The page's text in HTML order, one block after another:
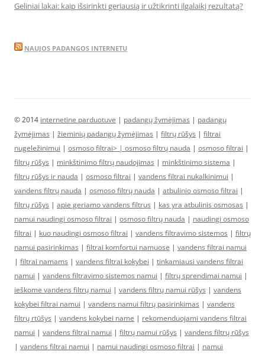
Geliniai lakai: kaip išsirinkti geriausią ir užtikrinti ilgalaikį rezultatą?
NAUJOS PADANGOS INTERNETU
© 2014 internetine parduotuve | padangų žymėjimas | padangų
žymėjimas | žieminių padangų žymėjimas | filtrų rūšys | filtrai
nugeležinimui | osmoso filtrai> | osmoso filtrų nauda | osmoso filtrai |
filtrų rūšys | minkštinimo filtrų naudojimas | minkštinimo sistema |
filtrų rūšys ir nauda | osmoso filtrai | vandens filtrai nukalkinimui |
vandens filtrų nauda | osmoso filtrų nauda | atbulinio osmoso filtrai |
filtrų rūšys | apie geriamo vandens filtrus | kas yra atbulinis osmosas |
namui naudingi osmoso filtrai | osmoso filtrų nauda | naudingi osmoso
filtrai | kuo naudingi osmoso filtrai | vandens filtravimo sistemos | filtrų
namui pasirinkimas | filtrai komfortui namuose | vandens filtrai namui
| filtrai namams | vandens filtrai kokybei | tinkamiausi vandens filtrai
namui | vandens filtravimo sistemos namui | filtrų sprendimai namui |
ieškome vandens filtrų namui | vandens filtrų namui rūšys | vandens
kokybei filtrai namui | vandens namui filtrų pasirinkimas | vandens
filtrų rtūšys | vandens kokybei name | rekomenduojami vandens filtrai
namui | vandens filtrai namui | filtrų namui rūšys | vandens filtrų rūšys
| vandens filtrai namui | namui naudingi osmoso filtrai | namui